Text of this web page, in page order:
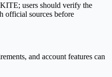
users should verify the
official sources before
and account features can